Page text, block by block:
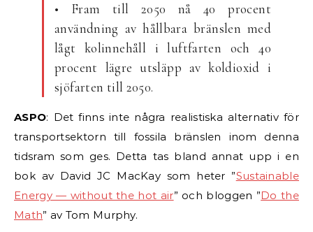
• Fram till 2050 nå 40 procent
användning av hållbara bränslen med
lågt kolinnehåll i luftfarten och 40
procent lägre utsläpp av koldioxid i
sjöfarten till 2050.
ASPO: Det finns inte några realistiska alternativ för
transportsektorn till fossila bränslen inom denna
tidsram som ges. Detta tas bland annat upp i en
bok av David JC MacKay som heter ”Sustainable
Energy — without the hot air” och bloggen ”Do the
Math” av Tom Murphy.